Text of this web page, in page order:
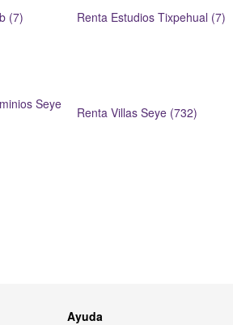
(7) Renta Estudios Tixpehual (7)
Seye
Renta Villas Seye (732)
Ayuda